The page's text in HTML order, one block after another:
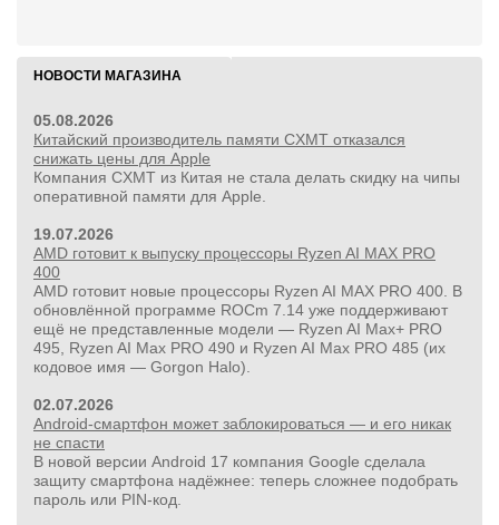
НОВОСТИ МАГАЗИНА
05.08.2026
Китайский производитель памяти CXMT отказался
снижать цены для Apple
Компания CXMT из Китая не стала делать скидку на чипы
оперативной памяти для Apple.
19.07.2026
AMD готовит к выпуску процессоры Ryzen AI MAX PRO
400
AMD готовит новые процессоры Ryzen AI MAX PRO 400. В
обновлённой программе ROCm 7.14 уже поддерживают
ещё не представленные модели — Ryzen AI Max+ PRO
495, Ryzen AI Max PRO 490 и Ryzen AI Max PRO 485 (их
кодовое имя — Gorgon Halo).
02.07.2026
Android-смартфон может заблокироваться — и его никак
не спасти
В новой версии Android 17 компания Google сделала
защиту смартфона надёжнее: теперь сложнее подобрать
пароль или PIN‑код.